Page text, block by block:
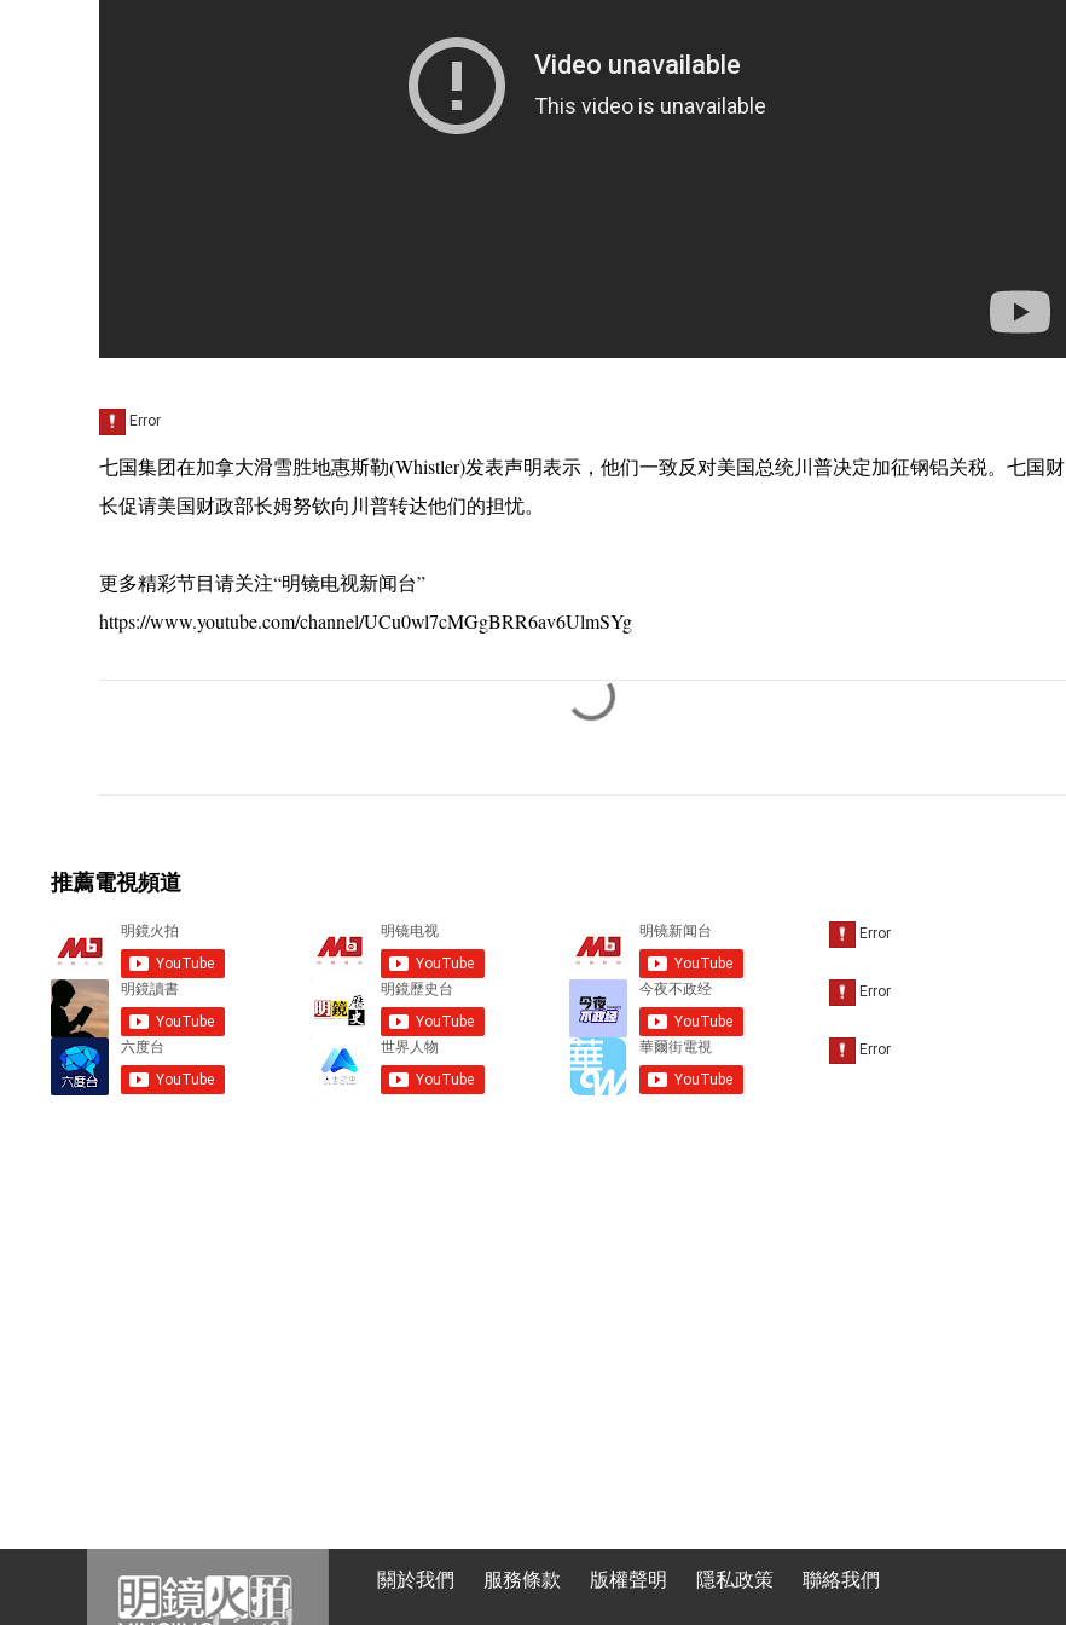
七国集团在加拿大滑雪胜地惠斯勒(Whistler)发表声明表示，他们一致反对美国总统川普决定加征钢铝关税。七国财
长促请美国财政部长姆努钦向川普转达他们的担忧。
更多精彩节目请关注“明镜电视新闻台”
https://www.youtube.com/channel/UCu0wl7cMGgBRR6av6UlmSYg
n
s
推薦電視頻道
關於我們 服務條款 版權聲明 隱私政策 聯絡我們